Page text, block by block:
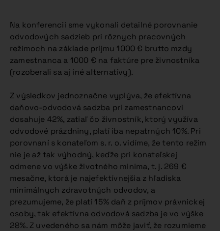
Na konferencii sme vykonali detailné porovnanie
odvodových sadzieb pri rôznych pracovných
režimoch na základe príjmu 1000 € brutto mzdy
zamestnanca a 1000 € na faktúre pre živnostníka
(rozoberali sa aj iné alternatívy).
Z výsledkov jednoznačne vyplýva, že efektívna
daňovo-odvodová sadzba pri zamestnancovi
dosahuje 42%, zatiaľ čo živnostník, ktorý využíva
odvodové prázdniny, platí iba nepatrných 10%. Pri
porovnaní s konateľom s. r. o. vidíme, že tento režim
nie je až tak výhodný, keďže pri konateľskej
odmene vo výške životného minima, t. j. 269 €
mesačne, ktorá je najefektívnejšia z hľadiska
minimálnych zdravotných odvodov, a
prezumujeme, že platí 15% daň z príjmov právnickej
osoby, tak efektívna odvodová sadzba je vo výške
28%. Z uvedeného sa nám môže javiť, že rozumieme